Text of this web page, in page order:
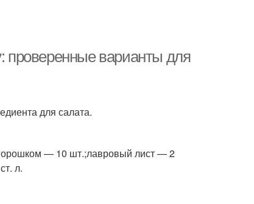
проверенные варианты для
для салата.
— 10 шт.;лавровый лист — 2
л.